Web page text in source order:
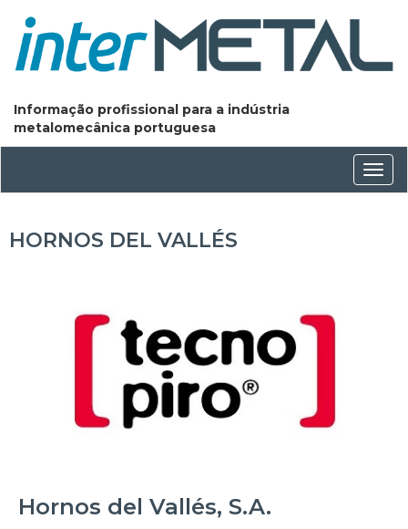
Informação profissional para a indústria
metalomecânica portuguesa
HORNOS DEL VALLÉS
Hornos del Vallés, S.A.